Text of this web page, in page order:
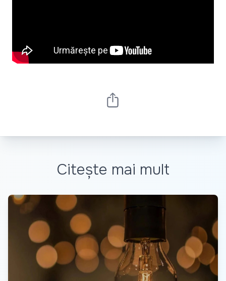
Citește mai mult